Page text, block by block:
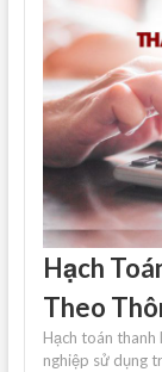
Hạch
Theo
Hạch toán thanh
nghiệp sử dụng